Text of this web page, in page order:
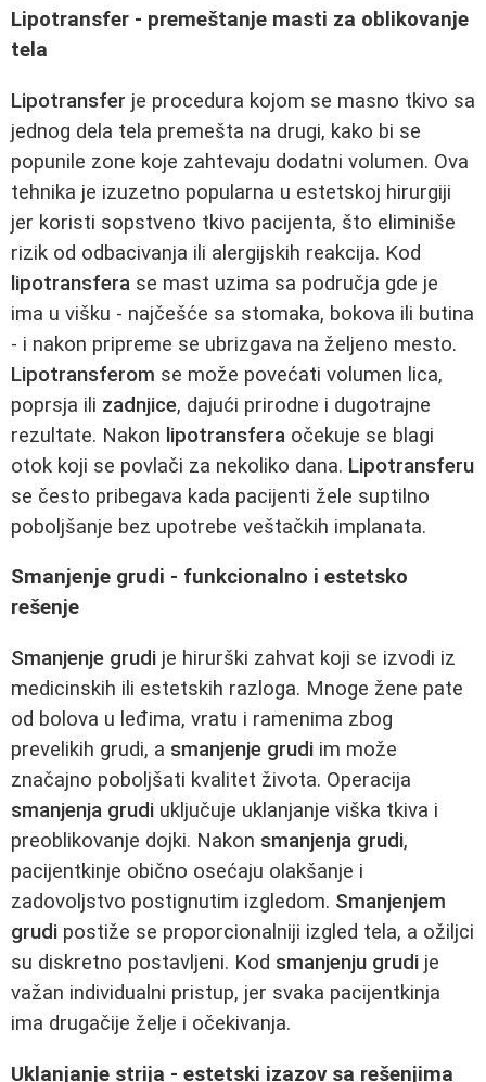
Lipotransfer - premeštanje masti za oblikovanje
tela
Lipotransfer je procedura kojom se masno tkivo sa
jednog dela tela premešta na drugi, kako bi se
popunile zone koje zahtevaju dodatni volumen. Ova
tehnika je izuzetno popularna u estetskoj hirurgiji
jer koristi sopstveno tkivo pacijenta, što eliminiše
rizik od odbacivanja ili alergijskih reakcija. Kod
lipotransfera se mast uzima sa područja gde je
ima u višku - najčešće sa stomaka, bokova ili butina
- i nakon pripreme se ubrizgava na željeno mesto.
Lipotransferom se može povećati volumen lica,
poprsja ili zadnjice, dajući prirodne i dugotrajne
rezultate. Nakon lipotransfera očekuje se blagi
otok koji se povlači za nekoliko dana. Lipotransferu
se često pribegava kada pacijenti žele suptilno
poboljšanje bez upotrebe veštačkih implanata.
Smanjenje grudi - funkcionalno i estetsko
rešenje
Smanjenje grudi je hirurški zahvat koji se izvodi iz
medicinskih ili estetskih razloga. Mnoge žene pate
od bolova u leđima, vratu i ramenima zbog
prevelikih grudi, a smanjenje grudi im može
značajno poboljšati kvalitet života. Operacija
smanjenja grudi uključuje uklanjanje viška tkiva i
preoblikovanje dojki. Nakon smanjenja grudi,
pacijentkinje obično osećaju olakšanje i
zadovoljstvo postignutim izgledom. Smanjenjem
grudi postiže se proporcionalniji izgled tela, a ožiljci
su diskretno postavljeni. Kod smanjenju grudi je
važan individualni pristup, jer svaka pacijentkinja
ima drugačije želje i očekivanja.
Uklanjanje strija - estetski izazov sa rešenjima